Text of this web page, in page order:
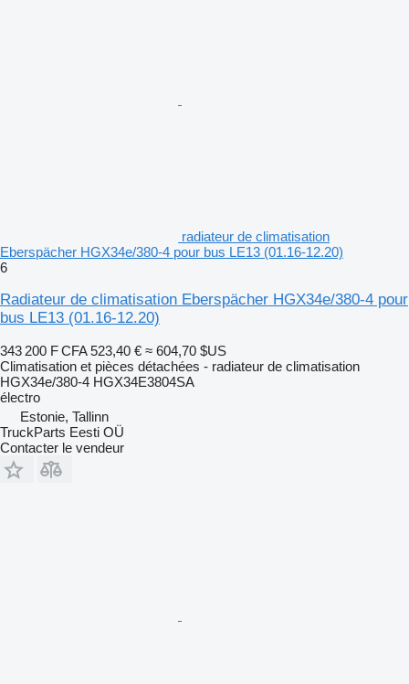
radiateur de climatisation
Eberspächer HGX34e/380-4 pour bus LE13 (01.16-12.20)
6
Radiateur de climatisation Eberspächer HGX34e/380-4 pour
bus LE13 (01.16-12.20)
343 200 F CFA 523,40 € ≈ 604,70 $US
Climatisation et pièces détachées - radiateur de climatisation
HGX34e/380-4 HGX34E3804SA
électro
Estonie, Tallinn
TruckParts Eesti OÜ
Contacter le vendeur